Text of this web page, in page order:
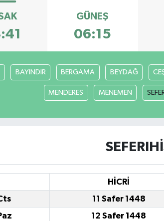
GÜNEŞ
06:15
BAYINDIR BERGAMA BEYDAĞ
MENDERES MENEMEN
HİCRİ
11 Safer 1448
12 Safer 1448